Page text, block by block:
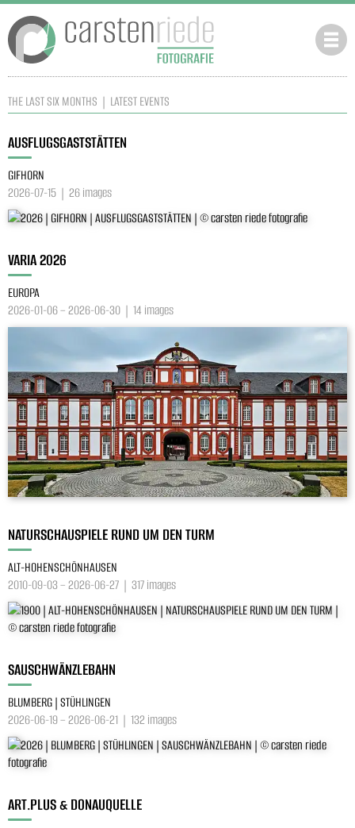
THE LAST SIX MONTHS | LATEST EVENTS
AUSFLUGSGASTSTÄTTEN
GIFHORN
2026-07-15 | 26 images
VARIA 2026
EUROPA
2026-01-06 – 2026-06-30 | 14 images
NATURSCHAUSPIELE RUND UM DEN TURM
ALT-HOHENSCHÖNHAUSEN
2010-09-03 – 2026-06-27 | 317 images
SAUSCHWÄNZLEBAHN
BLUMBERG | STÜHLINGEN
2026-06-19 – 2026-06-21 | 132 images
ART.PLUS & DONAUQUELLE